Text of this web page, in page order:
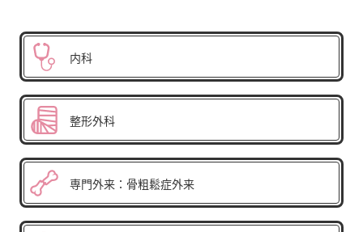
内科
整形外科
専門外来：骨粗鬆症外来